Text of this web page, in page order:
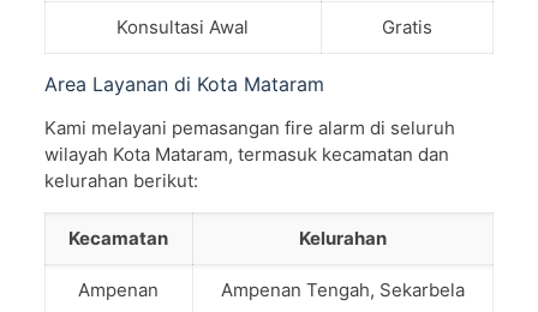
Konsultasi Awal Gratis
Area Layanan di Kota Mataram
Kami melayani pemasangan fire alarm di seluruh
wilayah Kota Mataram, termasuk kecamatan dan
kelurahan berikut:
Kecamatan Kelurahan
Ampenan Ampenan Tengah, Sekarbela